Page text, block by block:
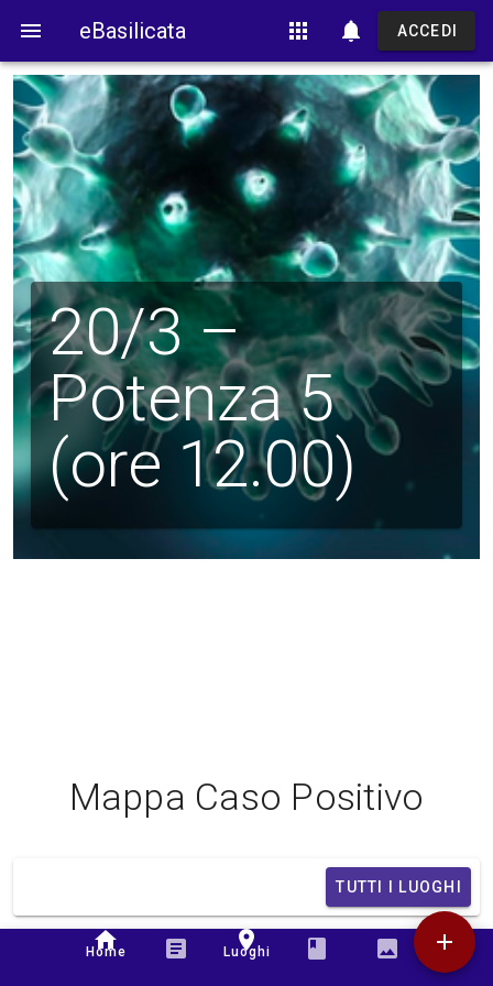
menu eBasilicata apps notifications ACCEDI
20/3 –
Potenza 5
(ore 12.00)
Mappa Caso Positivo
TUTTI I LUOGHI
add
Home
home article Luoghi
place book image